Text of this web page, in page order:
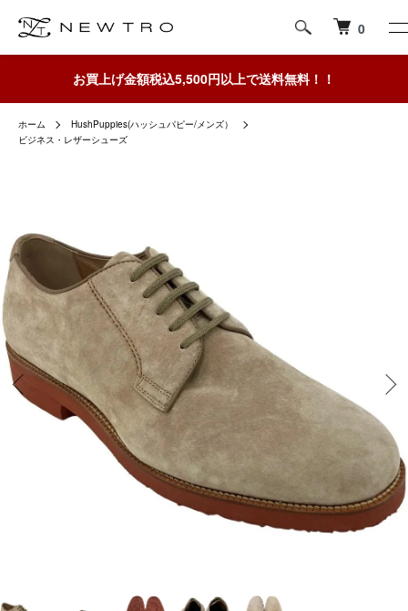
0
お買上げ金額税込5,500円以上で送料無料！！
ホーム
HushPuppies(ハッシュパピー/メンズ）
ビジネス・レザーシューズ